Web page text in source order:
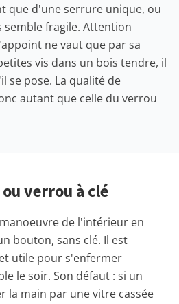
que d'une serrure unique, ou
fragile. Attention
ne vaut que par sa
vis dans un bois tendre, il
se pose. La qualité de
autant que celle du verrou
verrou à clé
de l'intérieur en
bouton, sans clé. Il est
utile pour s'enfermer
le soir. Son défaut : si un
la main par une vitre cassée